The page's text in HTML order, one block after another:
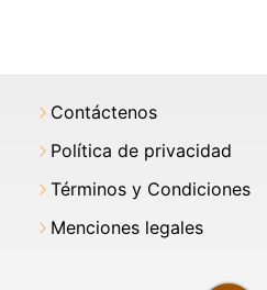
Contáctenos
Política de privacidad
Términos y Condiciones
Menciones legales